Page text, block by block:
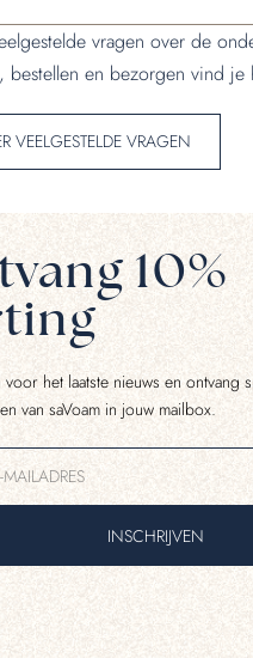
vragen over de
bestellen en bezorgen vind je
VEELGESTELDE VRAGEN
10%
het laatste nieuws en ontvang
van saVoam in jouw mailbox.
INSCHRIJVEN